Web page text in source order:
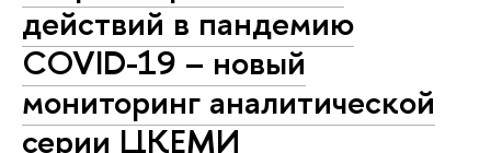
действий в пандемию
COVID-19 – новый
мониторинг аналитической
серии ЦКЕМИ